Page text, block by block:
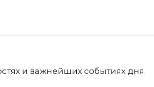
и важнейших событиях дня.